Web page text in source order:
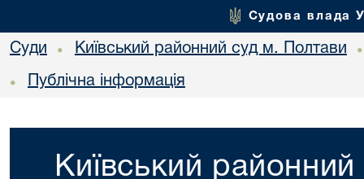
Судова влада
Суди • Київський районний суд м. Полтави •
• Публічна інформація
Київський